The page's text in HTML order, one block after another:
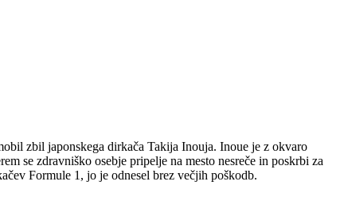
zbil japonskega dirkača Takija Inouja. Inoue je z okvaro
se zdravniško osebje pripelje na mesto nesreče in poskrbi za
Formule 1, jo je odnesel brez večjih poškodb.